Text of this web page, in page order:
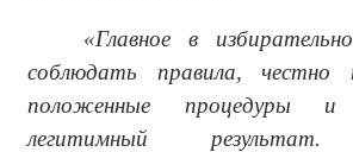
«Главное в
соблюдать правила, честно
положенные процедуры и
легитимный результат.